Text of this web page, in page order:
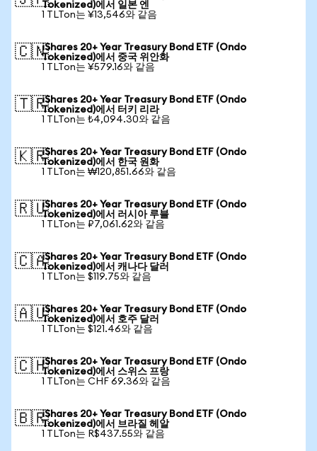
Tokenized)에서 일본 엔
1 TLTon는 ¥13,546와 같음
🇨🇳iShares 20+ Year Treasury Bond ETF (Ondo
Tokenized)에서 중국 위안화
1 TLTon는 ¥579.16와 같음
🇹🇷iShares 20+ Year Treasury Bond ETF (Ondo
Tokenized)에서 터키 리라
1 TLTon는 ₺4,094.30와 같음
🇰🇷iShares 20+ Year Treasury Bond ETF (Ondo
Tokenized)에서 한국 원화
1 TLTon는 ₩120,851.66와 같음
🇷🇺iShares 20+ Year Treasury Bond ETF (Ondo
Tokenized)에서 러시아 루블
1 TLTon는 ₽7,061.62와 같음
🇨🇦iShares 20+ Year Treasury Bond ETF (Ondo
Tokenized)에서 캐나다 달러
1 TLTon는 $119.75와 같음
🇦🇺iShares 20+ Year Treasury Bond ETF (Ondo
Tokenized)에서 호주 달러
1 TLTon는 $121.46와 같음
🇨🇭iShares 20+ Year Treasury Bond ETF (Ondo
Tokenized)에서 스위스 프랑
1 TLTon는 CHF 69.36와 같음
🇧🇷iShares 20+ Year Treasury Bond ETF (Ondo
Tokenized)에서 브라질 헤알
1 TLTon는 R$437.55와 같음